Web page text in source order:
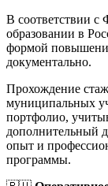
В соответствии
образовании в
формой
документально.
Прохождение
муниципальных
портфолио,
дополнительный
опыт и
программы.